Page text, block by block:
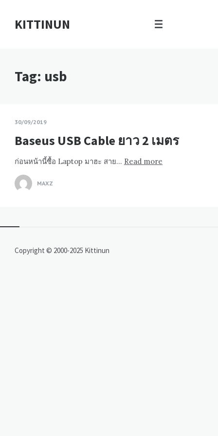
KITTINUN
Tag: usb
30/09/2019
Baseus USB Cable ยาว 2 เมตร
ก่อนหน้านี้ซื้อ Laptop มาฮะ สาย… Read more
MAXZ
Copyright © 2000-2025 Kittinun